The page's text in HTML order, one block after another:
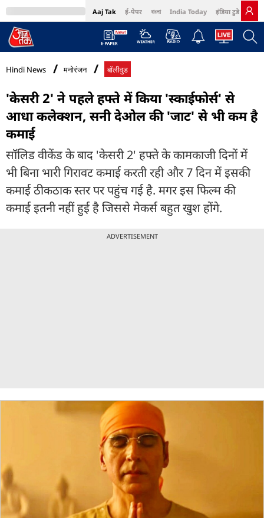
Aaj Tak ई-पेपर বাংলা India Today इंडिया टुडे हिंदी
MumbaiTak Cosmopolitan Harper's Bazaar Northeast
Hindi News मनोरंजन बॉलीवुड
'केसरी 2' ने पहले हफ्ते में किया 'स्काईफोर्स' से
आधा कलेक्शन, सनी देओल की 'जाट' से भी कम है
कमाई
सॉलिड वीकेंड के बाद 'केसरी 2' हफ्ते के कामकाजी दिनों में
भी बिना भारी गिरावट कमाई करती रही और 7 दिन में इसकी
कमाई ठीकठाक स्तर पर पहुंच गई है. मगर इस फिल्म की
कमाई इतनी नहीं हुई है जिससे मेकर्स बहुत खुश होंगे.
ADVERTISEMENT